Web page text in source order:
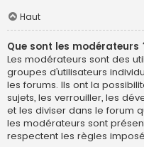
Haut
Que sont les modérateurs
Les modérateurs sont des
groupes d’utilisateurs
les forums. Ils ont la
sujets, les verrouiller, les
et les diviser dans le forum
les modérateurs sont
respectent les règles